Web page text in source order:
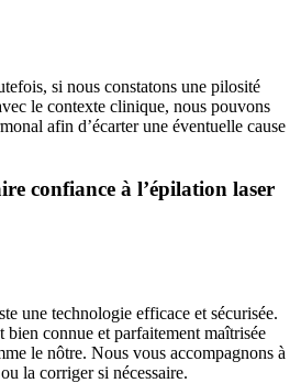
si nous constatons une pilosité
le contexte clinique, nous pouvons
afin d’écarter une éventuelle cause
confiance à l’épilation laser
une technologie efficace et sécurisée.
bien connue et parfaitement maîtrisée
le nôtre. Nous vous accompagnons à
la corriger si nécessaire.